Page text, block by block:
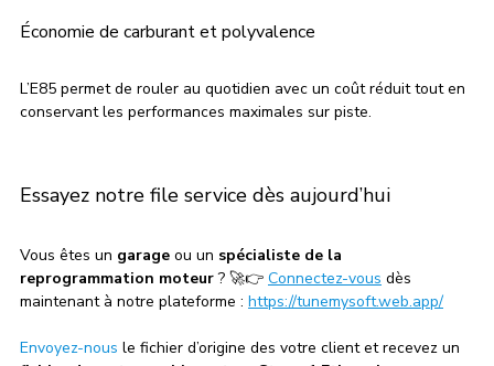
Économie de carburant et polyvalence
L’E85 permet de rouler au quotidien avec un coût réduit tout en
conservant les performances maximales sur piste.
Essayez notre file service dès aujourd’hui
Vous êtes un garage ou un spécialiste de la
reprogrammation moteur ? 🚀👉 Connectez-vous dès
maintenant à notre plateforme : https://tunemysoft.web.app/
Envoyez-nous le fichier d’origine des votre client et recevez un